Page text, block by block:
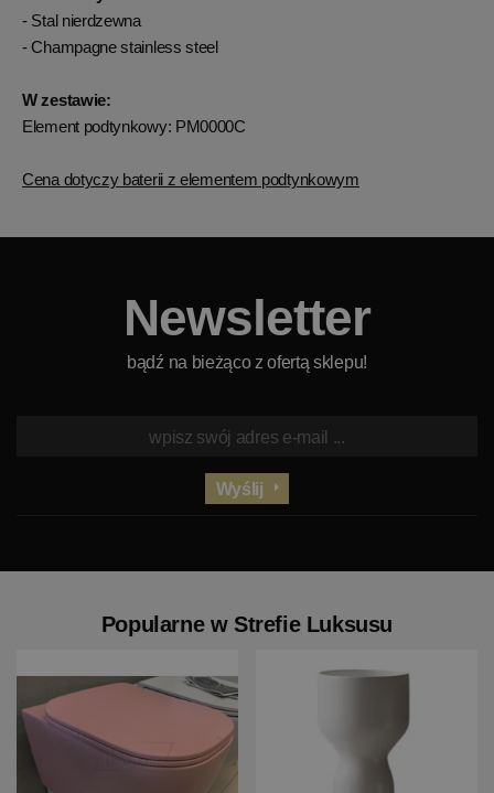
- Stal nierdzewna
- Champagne stainless steel
W zestawie:
Element podtynkowy: PM0000C
Cena dotyczy baterii z elementem podtynkowym
Newsletter
bądź na bieżąco z ofertą sklepu!
Wyślij
Popularne w Strefie Luksusu